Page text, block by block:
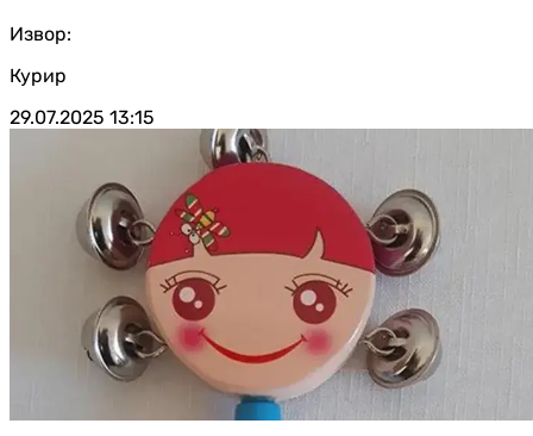
Извор:
Курир
29.07.2025 13:15